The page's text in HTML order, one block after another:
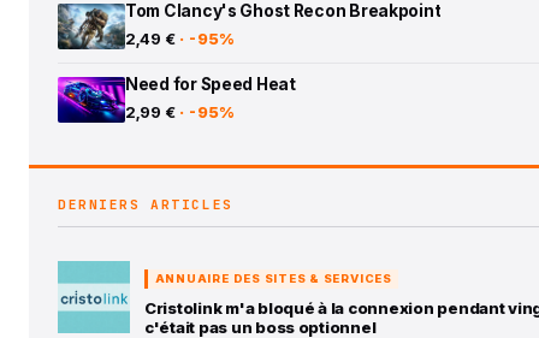
Tom Clancy's Ghost Recon Breakpoint
2,49 € · -95%
Need for Speed Heat
2,99 € · -95%
DERNIERS ARTICLES
ANNUAIRE DES SITES & SERVICES
Cristolink m'a bloqué à la connexion pendant
c'était pas un boss optionnel